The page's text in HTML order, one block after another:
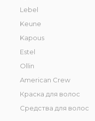
Lebel
Keune
Kapous
Estel
Ollin
American Crew
Краска для волос
Средства для волос